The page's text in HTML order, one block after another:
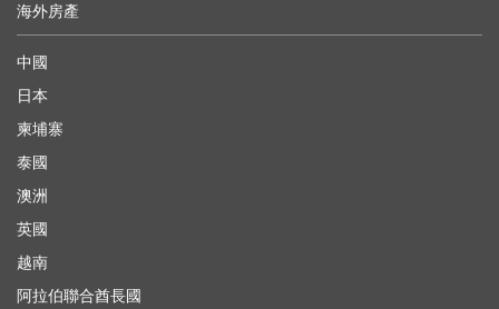
海外房產
中國
日本
柬埔寨
泰國
澳洲
英國
越南
阿拉伯聯合酋長國